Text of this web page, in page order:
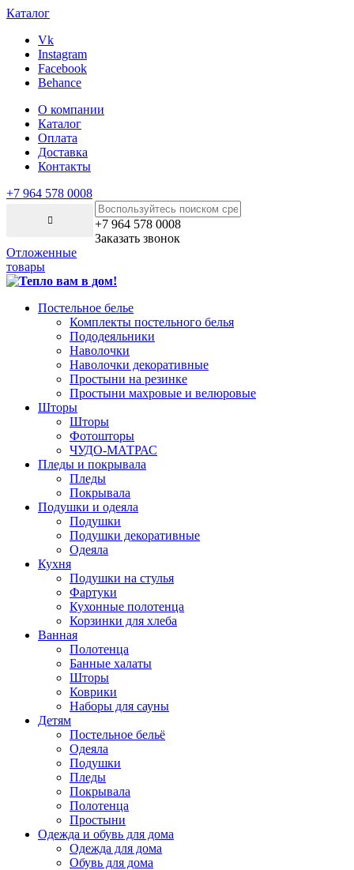
Каталог
Vk
Instagram
Facebook
Behance
О компании
Каталог
Оплата
Доставка
Контакты
+7 964 578 0008
+7 964 578 0008
Заказать звонок
Отложенные
товары
Постельное белье
Комплекты постельного белья
Пододеяльники
Наволочки
Наволочки декоративные
Простыни на резинке
Простыни махровые и велюровые
Шторы
Шторы
Фотошторы
ЧУДО-МАТРАС
Пледы и покрывала
Пледы
Покрывала
Подушки и одеяла
Подушки
Подушки декоративные
Одеяла
Кухня
Подушки на стулья
Фартуки
Кухонные полотенца
Корзинки для хлеба
Ванная
Полотенца
Банные халаты
Шторы
Коврики
Наборы для сауны
Детям
Постельное бельё
Одеяла
Подушки
Пледы
Покрывала
Полотенца
Простыни
Одежда и обувь для дома
Одежда для дома
Обувь для дома